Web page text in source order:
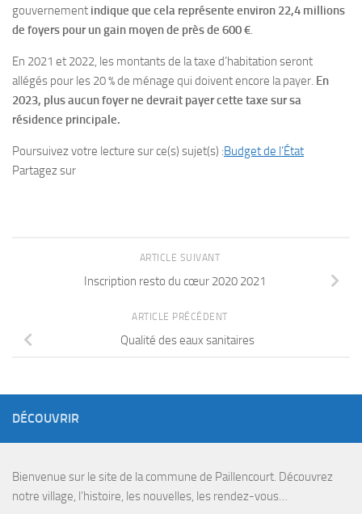
gouvernement indique que cela représente environ 22,4 millions
de foyers pour un gain moyen de près de 600 €.
En 2021 et 2022, les montants de la taxe d’habitation seront
allégés pour les 20 % de ménage qui doivent encore la payer. En
2023, plus aucun foyer ne devrait payer cette taxe sur sa
résidence principale.
Poursuivez votre lecture sur ce(s) sujet(s) :Budget de l’État
Partagez sur
ARTICLE SUIVANT
Inscription resto du cœur 2020 2021
ARTICLE PRÉCÉDENT
Qualité des eaux sanitaires
DÉCOUVRIR
Bienvenue sur le site de la commune de Paillencourt. Découvrez
notre village, l’histoire, les nouvelles, les rendez-vous…